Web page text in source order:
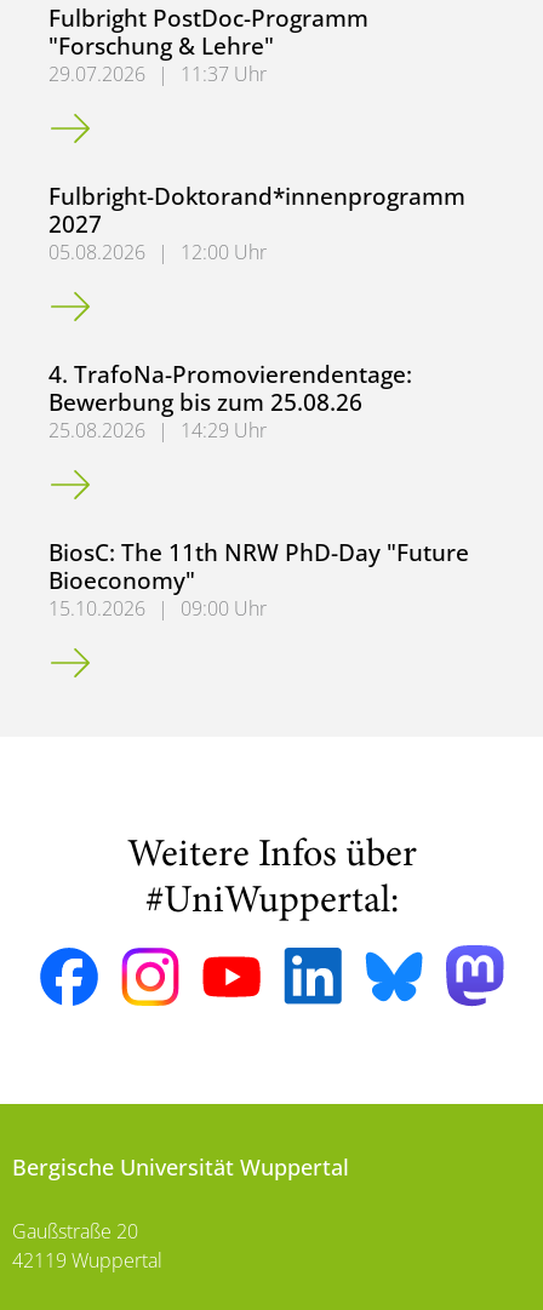
Fulbright PostDoc-Programm
"Forschung & Lehre"
29.07.2026 |
11:37 Uhr
Fulbright PostDoc-Programm "Forschung & Lehre"
Fulbright-Doktorand*innenprogramm
2027
05.08.2026 |
12:00 Uhr
Fulbright-Doktorand*innenprogramm 2027
4. TrafoNa-Promovierendentage:
Bewerbung bis zum 25.08.26
25.08.2026 |
14:29 Uhr
4. TrafoNa-Promovierendentage: Bewerbung bis zum
BiosC: The 11th NRW PhD-Day "Future
Bioeconomy"
15.10.2026 |
09:00 Uhr
BiosC: The 11th NRW PhD-Day "Future Bioeconomy"
Weitere Infos über
#UniWuppertal:
Bergische Universität Wuppertal
Gaußstraße 20
42119 Wuppertal